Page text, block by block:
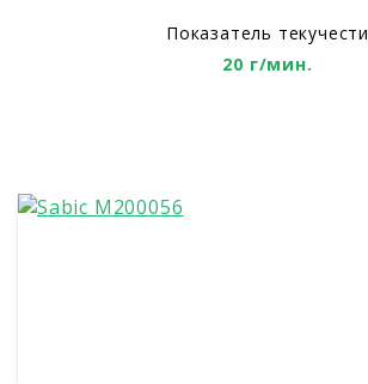
Показатель текучести
20 г/мин.